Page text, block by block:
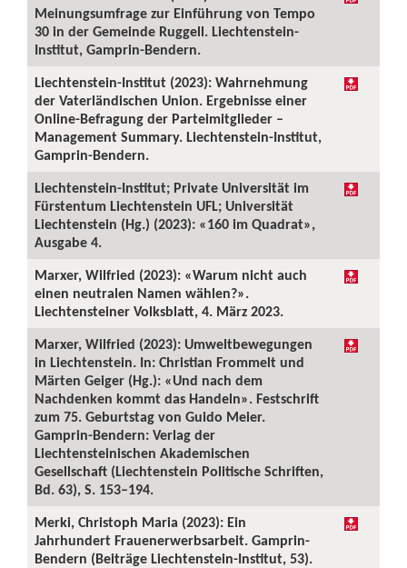
Meinungsumfrage zur Einführung von Tempo
30 in der Gemeinde Ruggell. Liechtenstein-
Institut, Gamprin-Bendern.
Liechtenstein-Institut (2023): Wahrnehmung
der Vaterländischen Union. Ergebnisse einer
Online-Befragung der Parteimitglieder –
Management Summary. Liechtenstein-Institut,
Gamprin-Bendern.
Liechtenstein-Institut; Private Universität im
Fürstentum Liechtenstein UFL; Universität
Liechtenstein (Hg.) (2023): «160 im Quadrat»,
Ausgabe 4.
Marxer, Wilfried (2023): «Warum nicht auch
einen neutralen Namen wählen?».
Liechtensteiner Volksblatt, 4. März 2023.
Marxer, Wilfried (2023): Umweltbewegungen
in Liechtenstein. In: Christian Frommelt und
Märten Geiger (Hg.): «Und nach dem
Nachdenken kommt das Handeln». Festschrift
zum 75. Geburtstag von Guido Meier.
Gamprin-Bendern: Verlag der
Liechtensteinischen Akademischen
Gesellschaft (Liechtenstein Politische Schriften,
Bd. 63), S. 153–194.
Merki, Christoph Maria (2023): Ein
Jahrhundert Frauenerwerbsarbeit. Gamprin-
Bendern (Beiträge Liechtenstein-Institut, 53).